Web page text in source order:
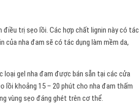
điều trị sẹo lồi. Các hợp chất lignin này có tác
của nha đam sẽ có tác dụng làm mềm da,
loại gel nha đam được bán sẵn tại các cửa
lồi khoảng 15 – 20 phút cho nha đam thấm
vùng sẹo đáng ghét trên cơ thể.